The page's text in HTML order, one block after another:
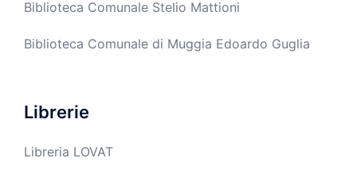
Biblioteca Comunale Stelio Mattioni
Biblioteca Comunale di Muggia Edoardo Guglia
Librerie
Libreria LOVAT